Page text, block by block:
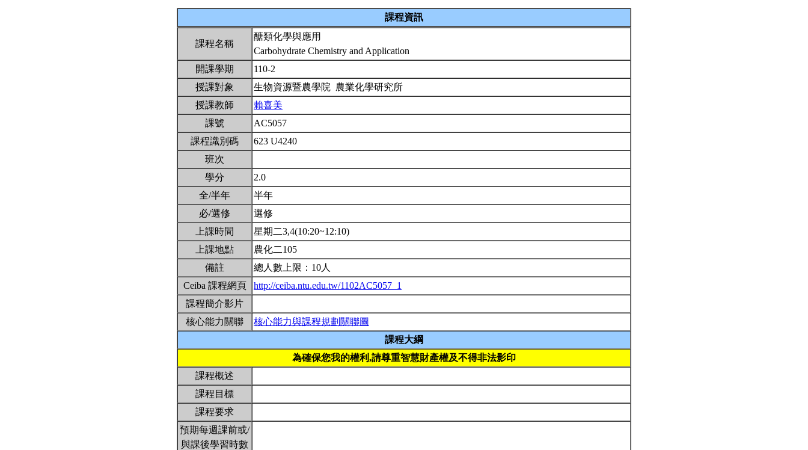
課程資訊
課程名稱
醣類化學與應用
Carbohydrate Chemistry and Application
開課學期
110-2
授課對象
生物資源暨農學院 農業化學研究所
授課教師
賴喜美
課號
AC5057
課程識別碼
623 U4240
班次
學分
2.0
全/半年
半年
必/選修
選修
上課時間
星期二3,4(10:20~12:10)
上課地點
農化二105
備註
總人數上限：10人
Ceiba 課程網頁
http://ceiba.ntu.edu.tw/1102AC5057_1
課程簡介影片
核心能力關聯
核心能力與課程規劃關聯圖
課程大綱
為確保您我的權利,請尊重智慧財產權及不得非法影印
課程概述
課程目標
課程要求
預期每週課前或/
與課後學習時數